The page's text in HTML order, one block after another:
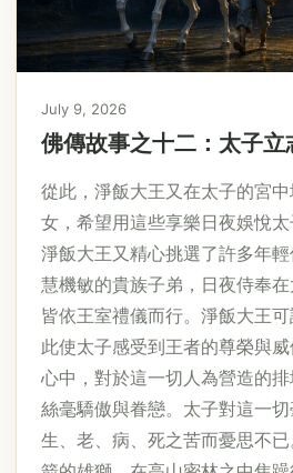
July 9, 2026
佛傳故事之十二：太子立
從此，淨飯大王又在太子的宮
女，希望用這些享樂日夜娛悅太
淨飯大王又精心挑選了許多年
慧機敏的貴族子弟，日夜侍奉
皆依王室禮儀而行。淨飯大王
此使太子感受到王者的尊榮與
心中，對於這一切人為營造的
絲毫驕傲與眷戀。太子對這一
生、老、病、死之苦而憂思不